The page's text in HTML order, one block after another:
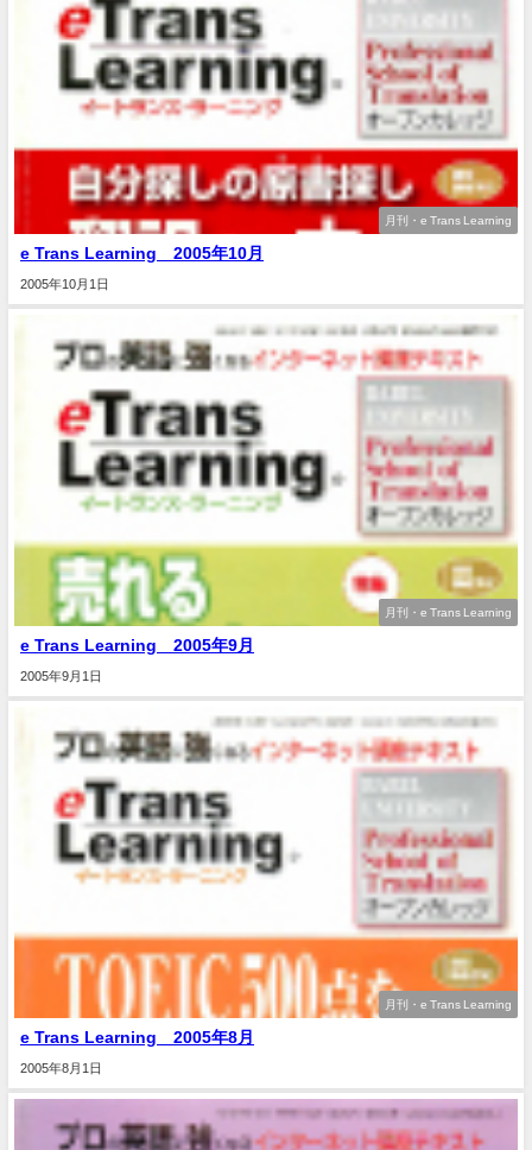
月刊・e Trans Learning
e Trans Learning 2005年10月
2005年10月1日
月刊・e Trans Learning
e Trans Learning 2005年9月
2005年9月1日
月刊・e Trans Learning
e Trans Learning 2005年8月
2005年8月1日